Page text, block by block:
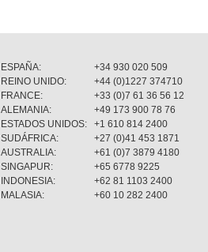
ESPAÑA:
+34 930 020 509
REINO UNIDO:
+44 (0)1227 374710
FRANCE:
+33 (0)7 61 36 56 12
ALEMANIA:
+49 173 900 78 76
ESTADOS UNIDOS:
+1 610 814 2400
SUDÁFRICA:
+27 (0)41 453 1871
AUSTRALIA:
+61 (0)7 3879 4180
SINGAPUR:
+65 6778 9225
INDONESIA:
+62 81 1103 2400
MALASIA: +60 10 282 2400